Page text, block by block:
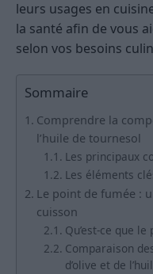
leurs usages en
la santé afin de vous
selon vos besoins
Sommaire
Comprendre la
l’huile de tournesol
Les principaux
Les éléments
Le point de fumée :
cuisson
Qu’est-ce que
Comparaison
d’olive et de